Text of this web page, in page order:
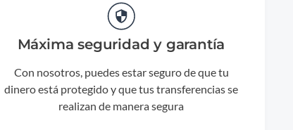
Máxima seguridad y garantía
Con nosotros, puedes estar seguro de que tu
dinero está protegido y que tus transferencias se
realizan de manera segura